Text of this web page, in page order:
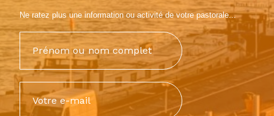
Ne ratez plus une information ou activité de votre pastorale...